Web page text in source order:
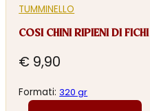
TUMMINELLO
COSI CHINI RIPIENI DI FICHI
€ 9,90
Formati:320 gr